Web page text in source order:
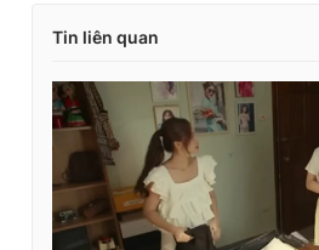
Tin liên quan